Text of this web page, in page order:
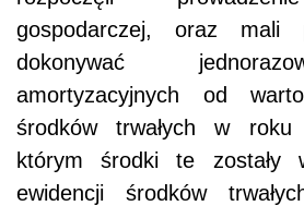
gospodarczej, oraz mali
dokonywać
amortyzacyjnych od
środków trwałych w roku
którym środki te zostały
ewidencji środków